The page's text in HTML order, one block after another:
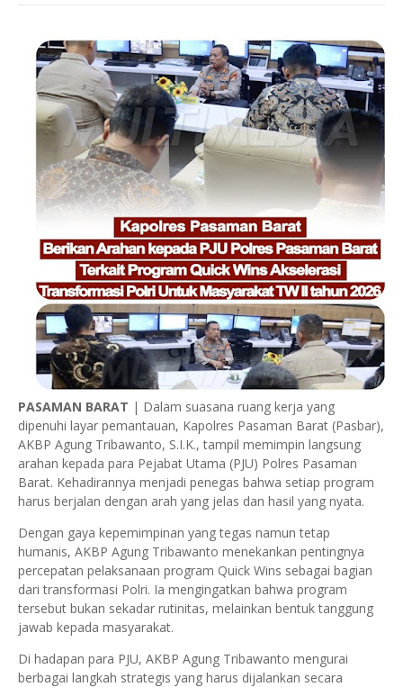
PASAMAN BARAT | Dalam suasana ruang kerja yang
dipenuhi layar pemantauan, Kapolres Pasaman Barat (Pasbar),
AKBP Agung Tribawanto, S.I.K., tampil memimpin langsung
arahan kepada para Pejabat Utama (PJU) Polres Pasaman
Barat. Kehadirannya menjadi penegas bahwa setiap program
harus berjalan dengan arah yang jelas dan hasil yang nyata.
Dengan gaya kepemimpinan yang tegas namun tetap
humanis, AKBP Agung Tribawanto menekankan pentingnya
percepatan pelaksanaan program Quick Wins sebagai bagian
dari transformasi Polri. Ia mengingatkan bahwa program
tersebut bukan sekadar rutinitas, melainkan bentuk tanggung
jawab kepada masyarakat.
Di hadapan para PJU, AKBP Agung Tribawanto mengurai
berbagai langkah strategis yang harus dijalankan secara